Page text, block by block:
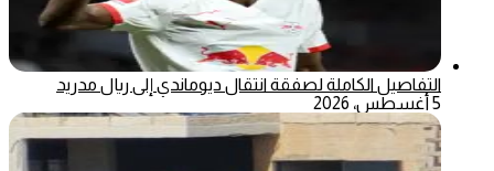
التفاصيل الكاملة لصفقة انتقال ديوماندي إلى ريال مدريد
5 أغسطس، 2026